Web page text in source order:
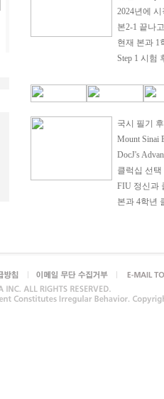
2024년에
본2-1 끝나
현재 본과 1
Step 1 시험
국시 필기
Mount Sinai
DocJ's
클럭십 선
FIU 정신과
본과 4학년